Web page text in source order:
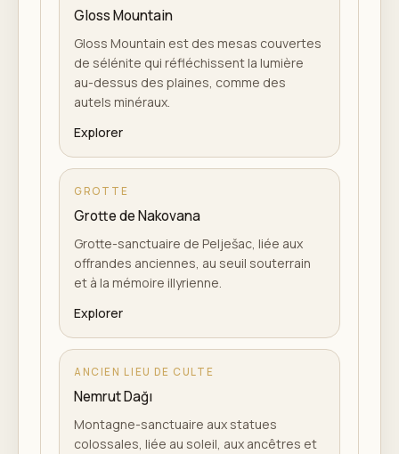
Gloss Mountain
Gloss Mountain est des mesas couvertes
de sélénite qui réfléchissent la lumière
au-dessus des plaines, comme des
autels minéraux.
Explorer
GROTTE
Grotte de Nakovana
Grotte-sanctuaire de Pelješac, liée aux
offrandes anciennes, au seuil souterrain
et à la mémoire illyrienne.
Explorer
ANCIEN LIEU DE CULTE
Nemrut Dağı
Montagne-sanctuaire aux statues
colossales, liée au soleil, aux ancêtres et